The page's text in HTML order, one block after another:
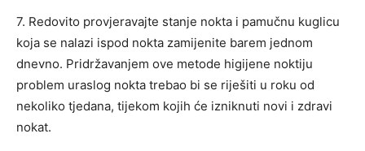
7. Redovito provjeravajte stanje nokta i pamučnu kuglicu
koja se nalazi ispod nokta zamijenite barem jednom
dnevno. Pridržavanjem ove metode higijene noktiju
problem uraslog nokta trebao bi se riješiti u roku od
nekoliko tjedana, tijekom kojih će izniknuti novi i zdravi
nokat.